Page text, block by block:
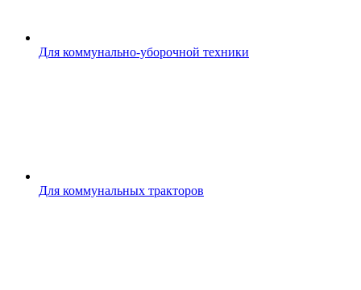
Для коммунально-уборочной техники
Для коммунальных тракторов